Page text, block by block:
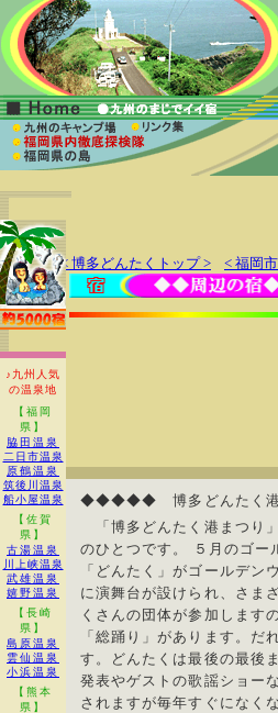
♪九州人気
の温泉地
【福岡
県】
脇田温泉
二日市温泉
原鶴温泉
筑後川温泉
船小屋温泉
【佐賀
県】
古湯温泉
川上峡温泉
武雄温泉
嬉野温泉
【長崎
県】
島原温泉
雲仙温泉
小浜温泉
【熊本
県】
< 博多どんたくトップ > < 福岡
◆◆◆◆◆ 博多どんたく
「博多どんたく港まつり
のひとつです。 ５月のゴー
「どんたく」がゴールデ
に演舞台が設けられ、さま
くさんの団体が参加します
「総踊り」があります。
す。どんたくは最後の最後
発表やゲストの歌謡ショー
されますが毎年すぐになく